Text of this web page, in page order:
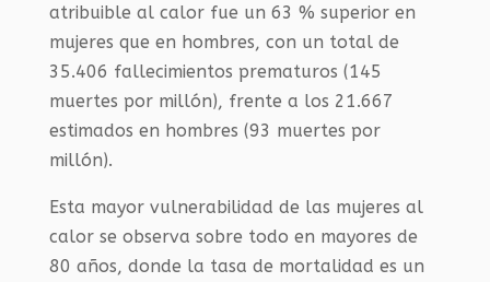
atribuible al calor fue un 63 % superior en
mujeres que en hombres, con un total de
35.406 fallecimientos prematuros (145
muertes por millón), frente a los 21.667
estimados en hombres (93 muertes por
millón).
Esta mayor vulnerabilidad de las mujeres al
calor se observa sobre todo en mayores de
80 años, donde la tasa de mortalidad es un